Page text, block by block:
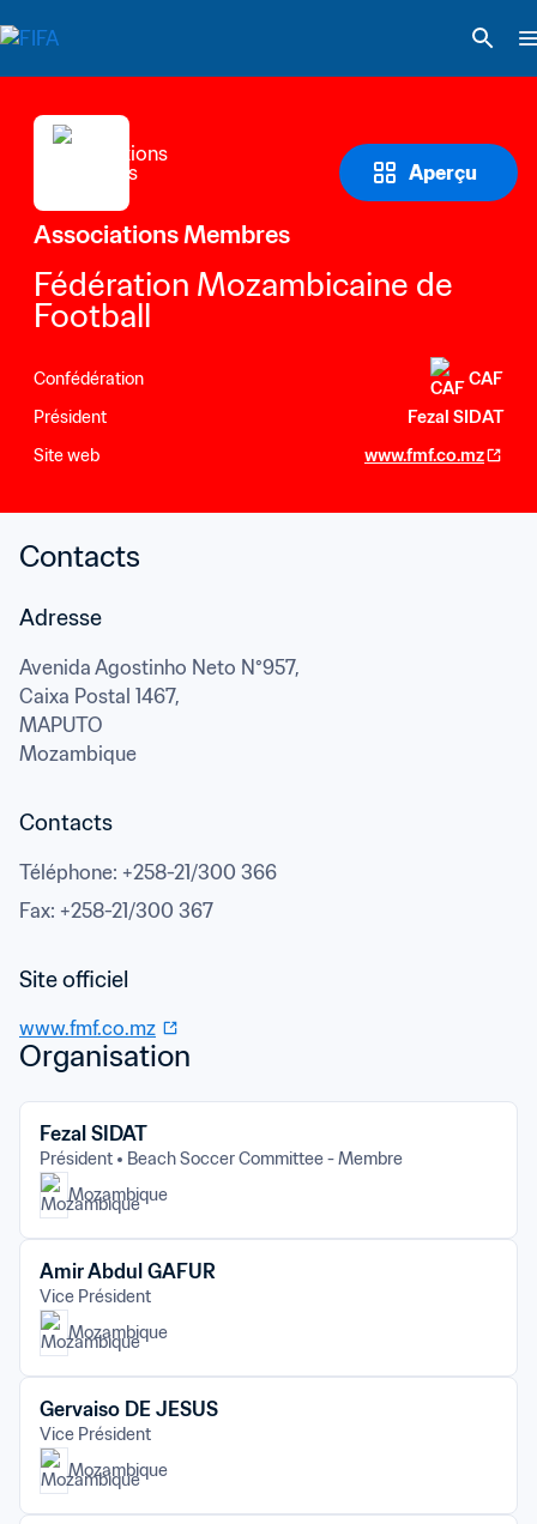
Aperçu
Associations Membres
Fédération Mozambicaine de
Football
Confédération
CAF
Président
Fezal SIDAT
Site web
www.fmf.co.mz
Contacts
Adresse
Avenida Agostinho Neto N°957,
Caixa Postal 1467,
MAPUTO
Mozambique
Contacts
Téléphone: +258-21/300 366
Fax: +258-21/300 367
www.fmf.co.mz
Organisation
Fezal SIDAT
Président
Beach Soccer Committee - Membre
Mozambique
Amir Abdul GAFUR
Vice Président
Mozambique
Gervaiso DE JESUS
Vice Président
Mozambique